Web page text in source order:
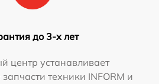
до 3-х лет
центр устанавливает
техники INFORM и